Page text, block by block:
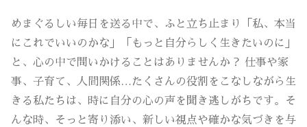
めまぐるしい毎日を送る中で、ふと立ち止まり「私、本当
にこれでいいのかな」「もっと自分らしく生きたいのに」
と、心の中で問いかけることはありませんか？ 仕事や家
事、子育て、人間関係…たくさんの役割をこなしながら生
きる私たちは、時に自分の心の声を聞き逃しがちです。そ
んな時、そっと寄り添い、新しい視点や確かな気づきを与